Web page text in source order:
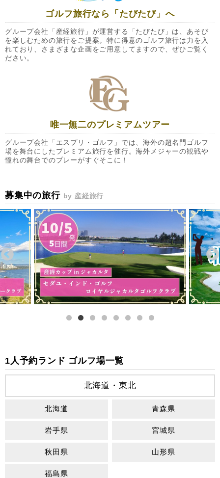
ゴルフ旅行なら「たびたび」へ
グループ会社「産経旅行」が運営する「たびたび」は、あそび
を楽しむための旅行をご提案。特に得意のゴルフ旅行は力を入
れており、さまざまな企画をご用意してますので、ぜひご覧く
ださい。
唯一無二のプレミアムツアー
グループ会社「エスプリ・ゴルフ」では、海外の超名門ゴルフ
場を舞台にしたプレミアム旅行を催行。海外メジャーの観戦や
憧れの舞台でのプレーがすぐそこに！
募集中の旅行 by 産経旅行
1人予約ランド ゴルフ場一覧
北海道・東北
北海道 青森県
岩手県 宮城県
秋田県 山形県
福島県